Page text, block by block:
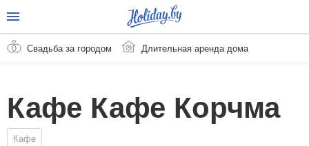
Свадьба за городом Длительная аренда дома
Кафе Кафе Корчма
Кафе